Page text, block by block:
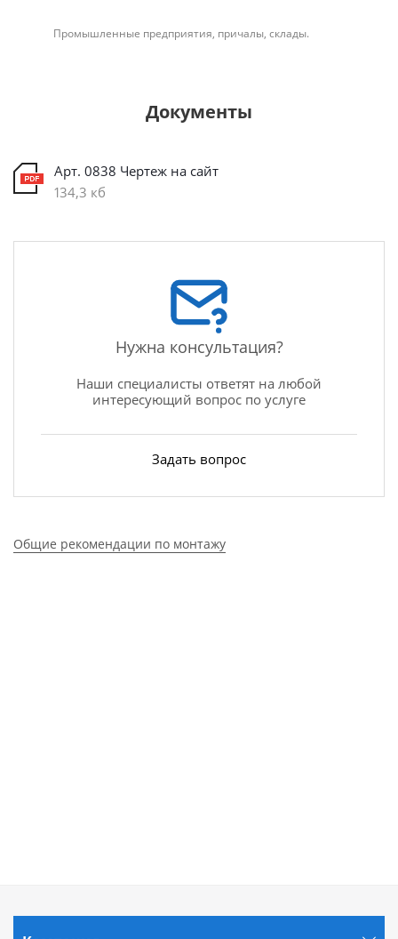
Промышленные предприятия, причалы, склады.
Документы
Арт. 0838 Чертеж на сайт
134,3 кб
Нужна консультация?
Наши специалисты ответят на любой
интересующий вопрос по услуге
Задать вопрос
Общие рекомендации по монтажу